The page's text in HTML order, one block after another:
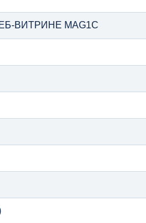
ВИТРИНЕ MAG1C